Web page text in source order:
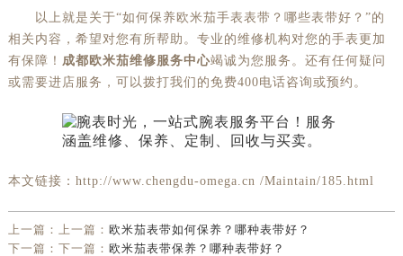
以上就是关于“如何保养欧米茄手表表带？哪些表带好？”的
相关内容，希望对您有所帮助。专业的维修机构对您的手表更加
有保障！ 成都欧米茄维修服务中心竭诚为您服务。还有任何疑问
或需要进店服务，可以拨打我们的免费400电话咨询或预约。
本文链接：http://www.chengdu-omega.cn /Maintain/185.html
上一篇：上一篇： 欧米茄表带如何保养？哪种表带好？
下一篇：下一篇： 欧米茄表带保养？哪种表带好？